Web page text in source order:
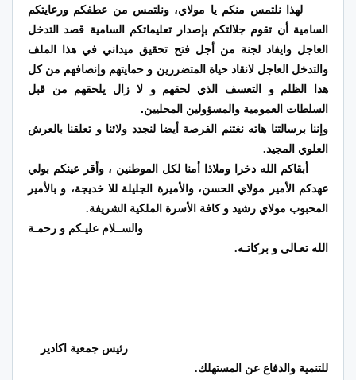
لهذا نلتمس منكم يا مولاي، ونلتمس من عطفكم ورعايتكم
السامية أن تقوم جلالتكم بإصدار تعليماتكم السامية قصد التدخل
العاجل و ايفاد لجنة من أجل فتح تحقيق ميداني في هذا الملف
والتدخل العاجل لانقاد حياة المتضررين و حمايتهم وإنصافهم من كل
هدا الظلم و التعسف الذي لحقهم و لا زال يلحقهم من قبل
السلطات العمومية والمسؤولين المحليين.
وإننا برسالتنا هاته نغتنم الفرصة أيضا لنجدد ولائنا و تعلقنا بالعرش
العلوي المجيد.
أبقاكم الله دخرا وملاذا أمنا لكل الموطنين ، وأقر عينكم بولي
عهدكم الأمير مولاي الحسن، والأميرة الجليلة للا خديجة، و بالأمير
المحبوب مولاي رشيد و كافة الأسرة الملكية الشريفة.
والســلام عليـكم و رحمـة
الله تعـالى و بركاتـه.
رئيس جمعية اكادير
للتنمية والدفاع عن المستهلك.